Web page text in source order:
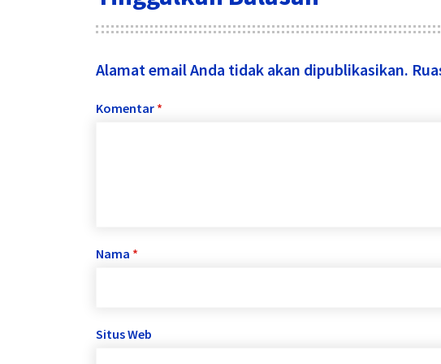
Alamat email Anda tidak akan dipublikasikan.
Komentar *
Nama *
Situs Web